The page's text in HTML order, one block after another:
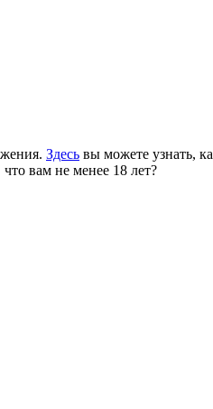
Здесь вы можете узнать,
вам не менее 18 лет?